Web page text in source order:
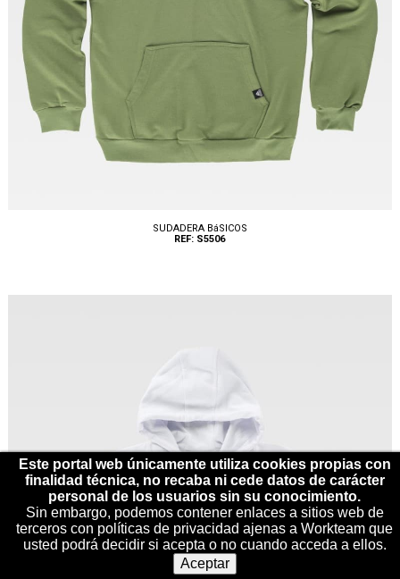
SUDADERA BáSICOS
REF: S5506
Este portal web únicamente utiliza cookies propias con
finalidad técnica, no recaba ni cede datos de carácter
personal de los usuarios sin su conocimiento.
Sin embargo, podemos contener enlaces a sitios web de
terceros con políticas de privacidad ajenas a Workteam que
usted podrá decidir si acepta o no cuando acceda a ellos.
Aceptar